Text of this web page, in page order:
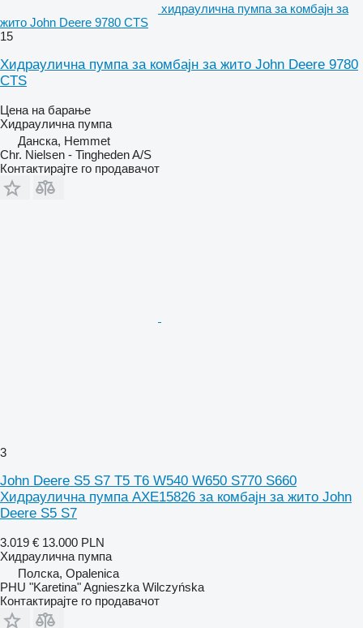
хидраулична пумпа за комбајн за
жито John Deere 9780 CTS
15
Хидраулична пумпа за комбајн за жито John Deere 9780
CTS
Цена на барање
Хидраулична пумпа
Данска, Hemmet
Chr. Nielsen - Tingheden A/S
Контактирајте го продавачот
3
John Deere S5 S7 T5 T6 W540 W650 S770 S660
Хидраулична пумпа AXE15826 за комбајн за жито John
Deere S5 S7
3.019 € 13.000 PLN
Хидраулична пумпа
Полска, Opalenica
PHU "Karetina" Agnieszka Wilczyńska
Контактирајте го продавачот